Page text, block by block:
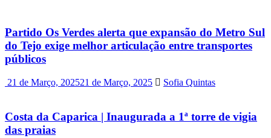
Partido Os Verdes alerta que expansão do Metro Sul
do Tejo exige melhor articulação entre transportes
públicos
21 de Março, 202521 de Março, 2025 Sofia Quintas
Costa da Caparica | Inaugurada a 1ª torre de vigia
das praias